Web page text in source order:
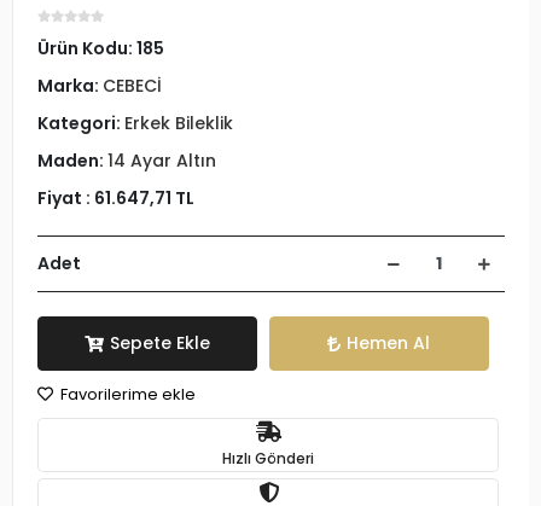
Ürün Kodu: 185
Marka: CEBECİ
Kategori: Erkek Bileklik
Maden: 14 Ayar Altın
Fiyat : 61.647,71 TL
Adet
Sepete Ekle Hemen Al
Favorilerime ekle
Hızlı Gönderi